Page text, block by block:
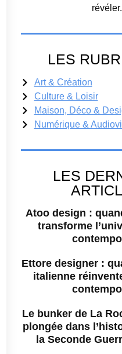
révéler.
LES
Art & Création
Culture & Loisir
Maison, Déco &
Numérique &
LES
Atoo design :
transforme
Ettore designer :
italienne
Le bunker de La
plongée dans
la Seconde